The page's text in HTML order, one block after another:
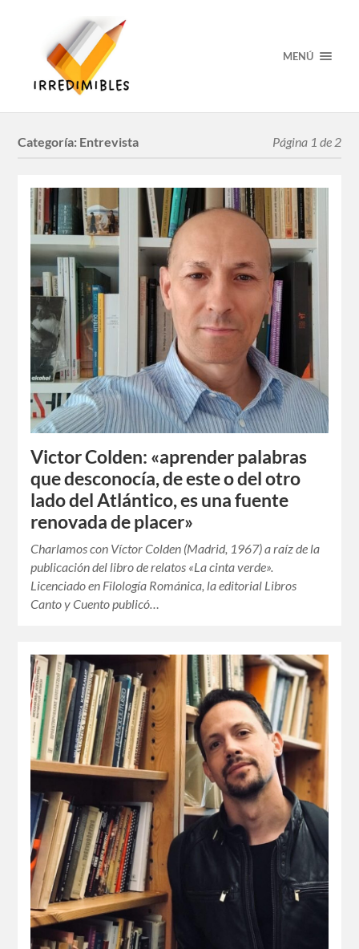
MENÚ
Categoría: Entrevista Página 1 de 2
Victor Colden: «aprender palabras
que desconocía, de este o del otro
lado del Atlántico, es una fuente
renovada de placer»
Charlamos con Víctor Colden (Madrid, 1967) a raíz de la
publicación del libro de relatos «La cinta verde».
Licenciado en Filología Románica, la editorial Libros
Canto y Cuento publicó…